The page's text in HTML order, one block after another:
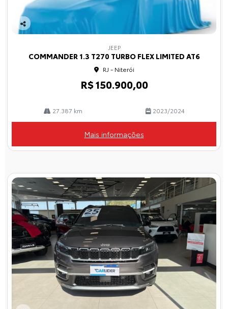
Co
JEEP
COMMANDER 1.3 T270 TURBO FLEX LIMITED AT6
RJ - Niterói
R$ 150.900,00
27.387 km 2023/2024
Mais informações